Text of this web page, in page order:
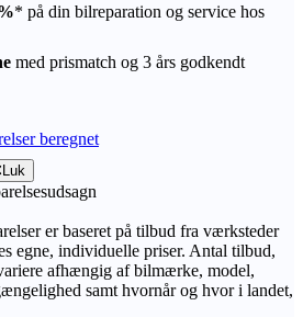
* på din bilreparation og service hos
med prismatch og 3 års godkendt
beregnet
Luk
er baseret på tilbud fra værksteder
egne, individuelle priser. Antal tilbud,
afhængig af bilmærke, model,
samt hvornår og hvor i landet,